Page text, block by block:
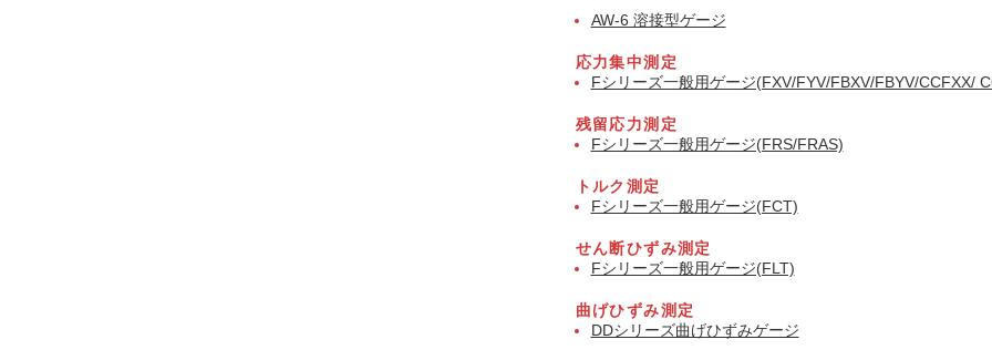
AW-6 溶接型ゲージ
応力集中測定
Fシリーズ一般用ゲージ(FXV/FYV/FBXV/FBYV/CCFXX/
残留応力測定
Fシリーズ一般用ゲージ(FRS/FRAS)
トルク測定
Fシリーズ一般用ゲージ(FCT)
せん断ひずみ測定
Fシリーズ一般用ゲージ(FLT)
曲げひずみ測定
DDシリーズ曲げひずみゲージ